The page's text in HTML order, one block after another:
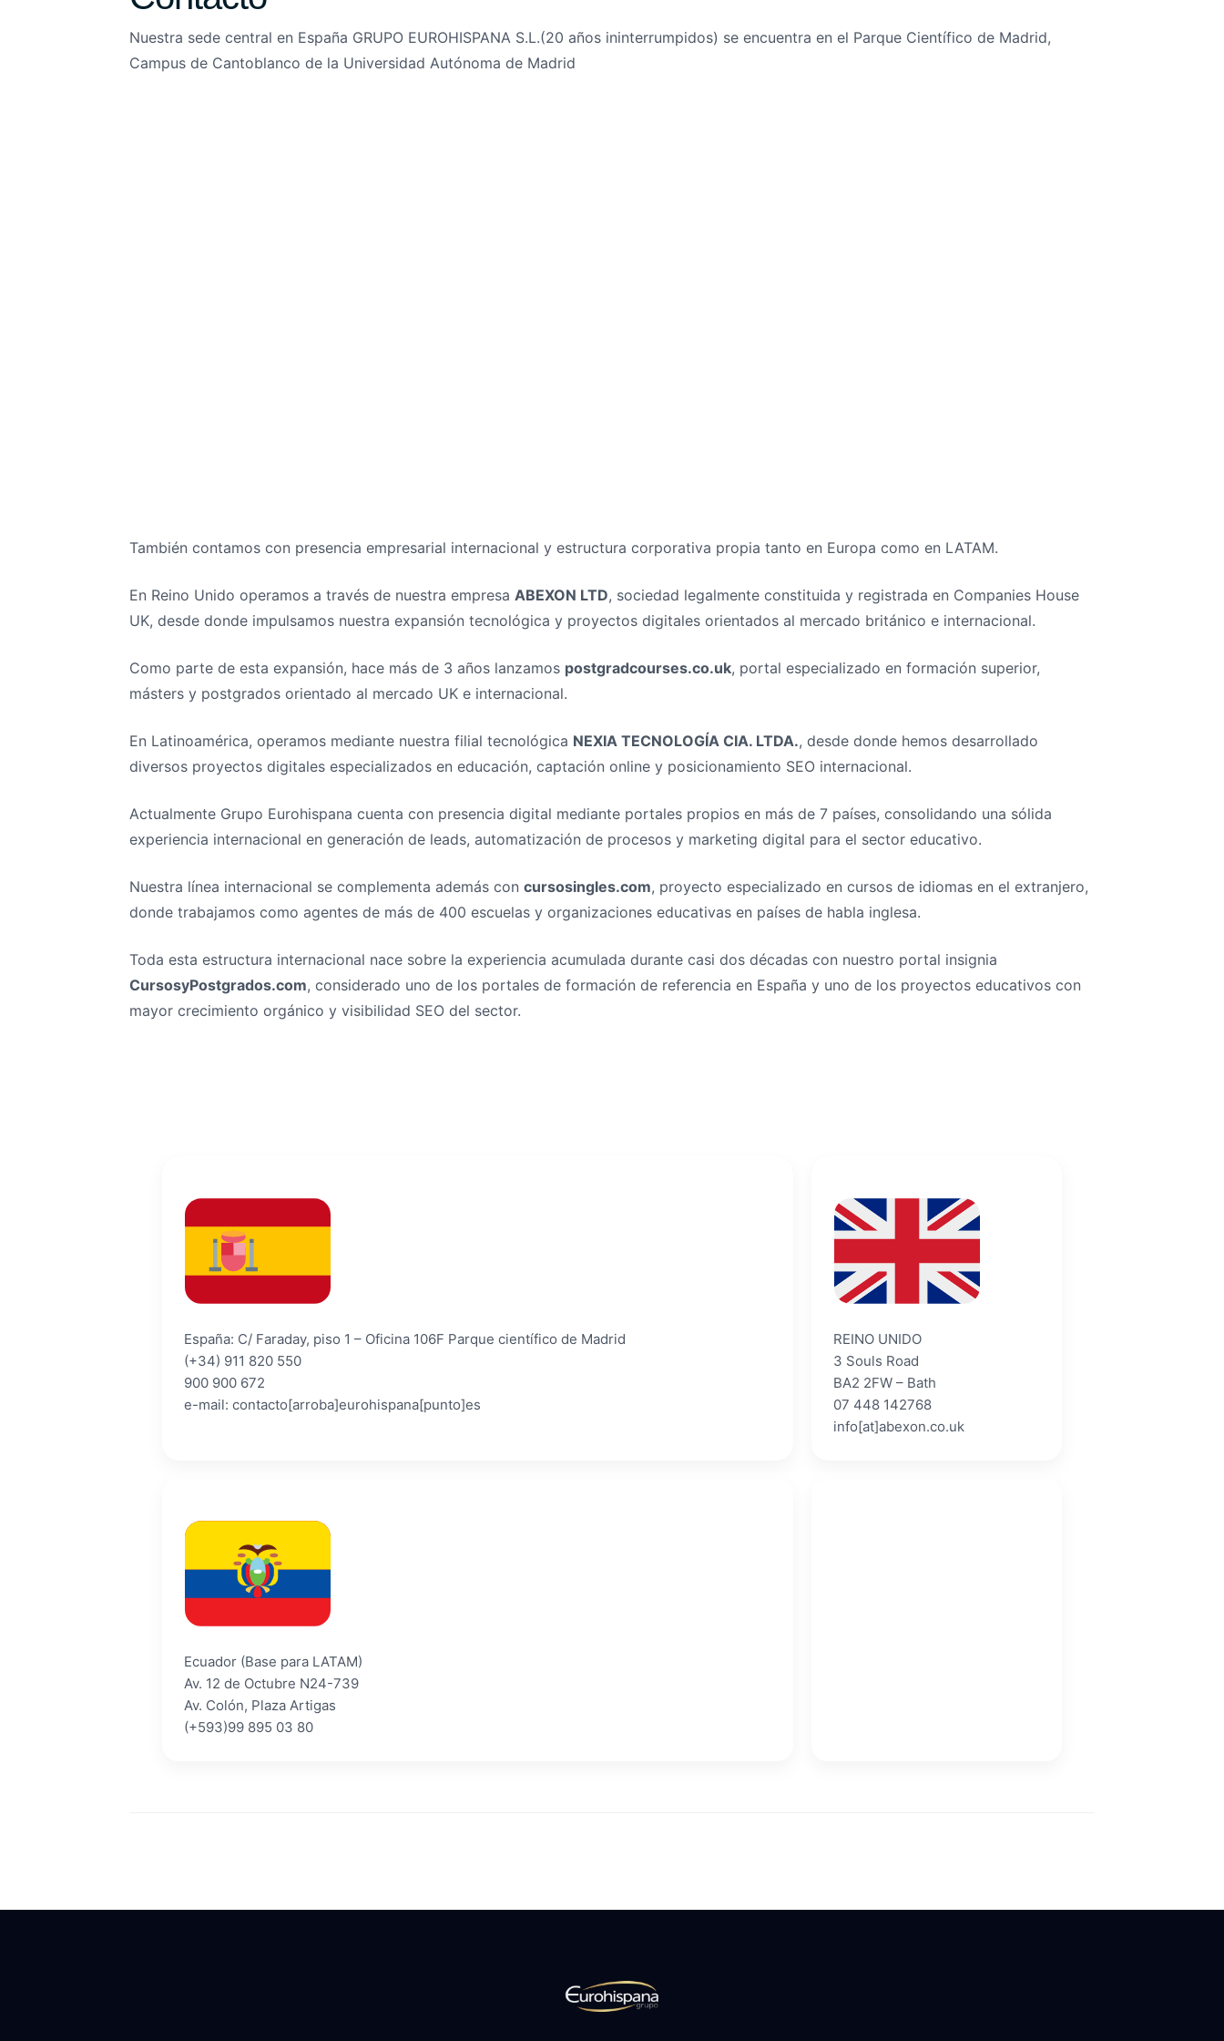
Nuestra sede central en España GRUPO EUROHISPANA S.L.(20 años ininterrumpidos) se encuentra en el Parque Científico de Madrid,
Campus de Cantoblanco de la Universidad Autónoma de Madrid
También contamos con presencia empresarial internacional y estructura corporativa propia tanto en Europa como en LATAM.
En Reino Unido operamos a través de nuestra empresa ABEXON LTD, sociedad legalmente constituida y registrada en Companies House
UK, desde donde impulsamos nuestra expansión tecnológica y proyectos digitales orientados al mercado británico e internacional.
Como parte de esta expansión, hace más de 3 años lanzamos postgradcourses.co.uk, portal especializado en formación superior,
másters y postgrados orientado al mercado UK e internacional.
En Latinoamérica, operamos mediante nuestra filial tecnológica NEXIA TECNOLOGÍA CIA. LTDA., desde donde hemos desarrollado
diversos proyectos digitales especializados en educación, captación online y posicionamiento SEO internacional.
Actualmente Grupo Eurohispana cuenta con presencia digital mediante portales propios en más de 7 países, consolidando una sólida
experiencia internacional en generación de leads, automatización de procesos y marketing digital para el sector educativo.
Nuestra línea internacional se complementa además con cursosingles.com, proyecto especializado en cursos de idiomas en el extranjero,
donde trabajamos como agentes de más de 400 escuelas y organizaciones educativas en países de habla inglesa.
Toda esta estructura internacional nace sobre la experiencia acumulada durante casi dos décadas con nuestro portal insignia
CursosyPostgrados.com, considerado uno de los portales de formación de referencia en España y uno de los proyectos educativos con
mayor crecimiento orgánico y visibilidad SEO del sector.
España: C/ Faraday, piso 1 – Oficina 106F Parque científico de Madrid
(+34) 911 820 550
900 900 672
e-mail: contacto[arroba]eurohispana[punto]es
REINO UNIDO
3 Souls Road
BA2 2FW – Bath
07 448 142768
info[at]abexon.co.uk
Ecuador (Base para LATAM)
Av. 12 de Octubre N24-739
Av. Colón, Plaza Artigas
(+593)99 895 03 80